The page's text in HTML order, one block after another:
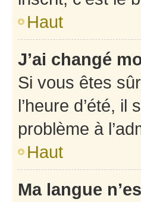
Haut
J’ai changé
Si vous êtes
l’heure d’été,
problème à
Haut
Ma langue